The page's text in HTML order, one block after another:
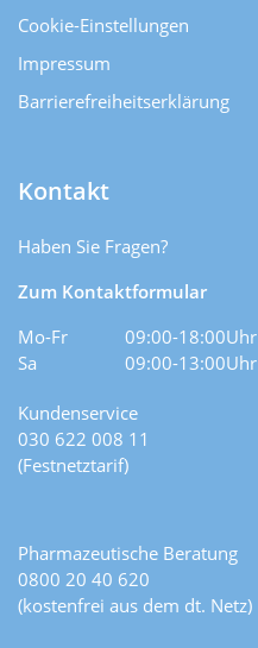
Cookie-Einstellungen
Impressum
Barrierefreiheitserklärung
Kontakt
Haben Sie Fragen?
Zum Kontaktformular
Mo-Fr
09:00-18:00Uhr
Sa
09:00-13:00Uhr
Kundenservice
030 622 008 11
(Festnetztarif)
Pharmazeutische Beratung
0800 20 40 620
(kostenfrei aus dem dt. Netz)